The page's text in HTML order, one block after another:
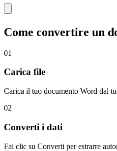
Come convertire un
01
Carica file
Carica il tuo documento Word dal
02
Converti i dati
Fai clic su Converti per estrarre